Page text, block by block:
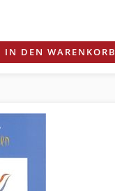
IN DEN WARENKORB